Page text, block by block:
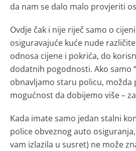
da nam se dalo malo provjeriti
Ovdje čak i nije riječ samo o
osiguravajuće kuće nude
odnosa cijene i pokrića, do
dodatnih pogodnosti. Ako samo
obnavljamo staru policu, možda
mogućnost da dobijemo više –
Kada imate samo jedan stalni
police obveznog auto
vam izlazila u susret) ne može